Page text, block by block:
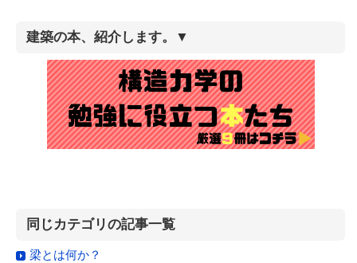
建築の本、紹介します。▼
同じカテゴリの記事一覧
梁とは何か？